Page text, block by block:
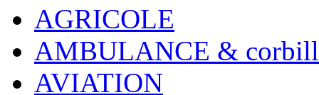
AGRICOLE
AMBULANCE &
AVIATION